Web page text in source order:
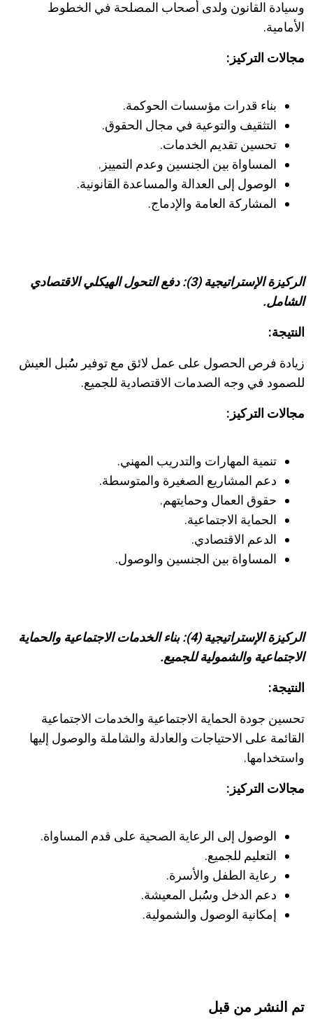
وسيادة القانون ولدى أصحاب المصلحة في الخطوط
الأمامية.
مجالات التركيز:
بناء قدرات مؤسسات الحوكمة.
التثقيف والتوعية في مجال الحقوق.
تحسين تقديم الخدمات.
المساواة بين الجنسين وعدم التمييز.
الوصول إلى العدالة والمساعدة القانونية.
المشاركة العامة والإدماج.
الركيزة الإستراتيجية (3): دفع التحول الهيكلي الاقتصادي
الشامل.
النتيجة:
زيادة فرص الحصول على عمل لائق مع توفير سُُبل العيش
للصمود في وجه الصدمات الاقتصادية للجميع.
مجالات التركيز:
تنمية المهارات والتدريب المهني.
دعم المشاريع الصغيرة والمتوسطة.
حقوق العمال وحمايتهم.
الحماية الاجتماعية.
الدعم الاقتصادي.
المساواة بين الجنسين والوصول.
الركيزة الإستراتيجية (4):
بناء الخدمات الاجتماعية والحماية
الاجتماعية والشمولية للجميع.
النتيجة:
تحسين جودة الحماية الاجتماعية والخدمات الاجتماعية
القائمة على الاحتياجات والعادلة والشاملة والوصول إليها
واستخدامها.
مجالات التركيز:
الوصول إلى الرعاية الصحية على قدم المساواة.
التعليم للجميع.
رعاية الطفل والأسرة.
دعم الدخل وسُُبل المعيشة.
إمكانية الوصول والشمولية.
تم النشر من قبل